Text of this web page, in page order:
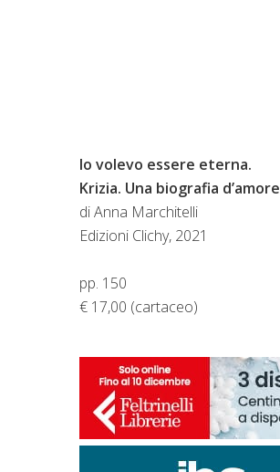
Io volevo essere eterna.
Krizia. Una biografia d’amore
di Anna Marchitelli
Edizioni Clichy, 2021
pp. 150
€ 17,00 (cartaceo)